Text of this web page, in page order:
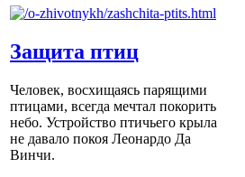
Защита птиц
Человек, восхищаясь парящими
птицами, всегда мечтал покорить
небо. Устройство птичьего крыла
не давало покоя Леонардо Да
Винчи.